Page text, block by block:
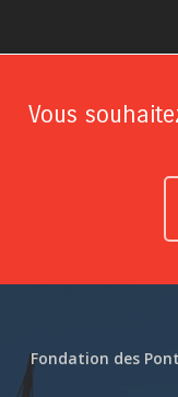
Vous
Fondation des